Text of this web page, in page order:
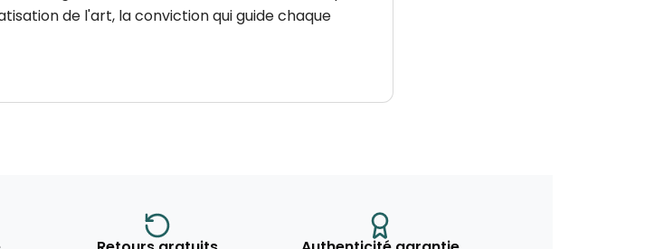
de l'art, la conviction qui guide chaque